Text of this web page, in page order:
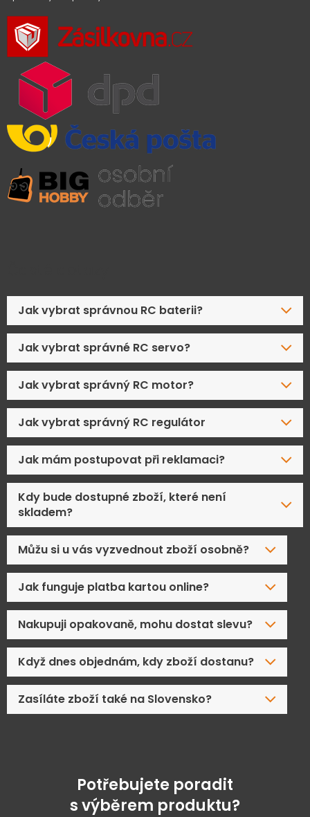
Jak vybrat správnou RC baterii?
Jak vybrat správné RC servo?
Jak vybrat správný RC motor?
Jak vybrat správný RC regulátor
Jak mám postupovat při reklamaci?
Kdy bude dostupné zboží, které není
skladem?
Můžu si u vás vyzvednout zboží osobně?
Jak funguje platba kartou online?
Nakupuji opakovaně, mohu dostat slevu?
Když dnes objednám, kdy zboží dostanu?
Zasíláte zboží také na Slovensko?
Potřebujete poradit
s výběrem produktu?